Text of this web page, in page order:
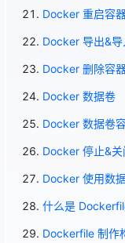
Docker 重启容
Docker 导出&
Docker 删除容
Docker 数据卷
Docker 数据卷
Docker 停止&
Docker 使用数
什么是
Dockerfile 制作